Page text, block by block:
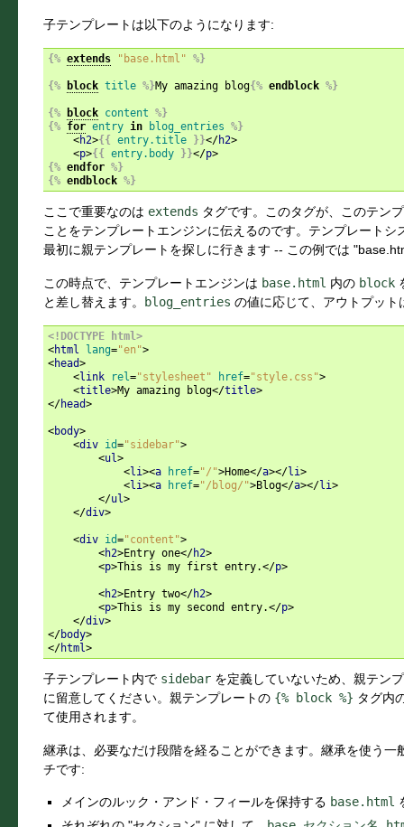
子テンプレートは以下のようになります:
{% extends "base.html" %}
{% block title %}My amazing blog{% endblock %}
{% block content %}
{% for entry in blog_entries %}
<h2>{{ entry.title }}</h2>
<p>{{ entry.body }}</p>
{% endfor %}
{% endblock %}
ここで重要なのは extends タグです。このタグが、このテン
ことをテンプレートエンジンに伝えるのです。テンプレート
最初に親テンプレートを探しに行きます -- この例では
この時点で、テンプレートエンジンは base.html 内の block
と差し替えます。 blog_entries の値に応じて、アウトプッ
<!DOCTYPE html>
<html lang="en">
<head>
<link rel="stylesheet" href="style.css">
<title>My amazing blog</title>
</head>
<body>
<div id="sidebar">
<ul>
<li><a href="/">Home</a></li>
<li><a href="/blog/">Blog</a></li>
</ul>
</div>
<div id="content">
<h2>Entry one</h2>
<p>This is my first entry.</p>
<h2>Entry two</h2>
<p>This is my second entry.</p>
</div>
</body>
</html>
子テンプレート内で sidebar を定義していないため、親テン
に留意してください。親テンプレートの {% block %} タグ内
て使用されます。
継承は、必要なだけ段階を経ることができます。継承を使う
チです:
メインのルック・アンド・フィールを保持する base.html